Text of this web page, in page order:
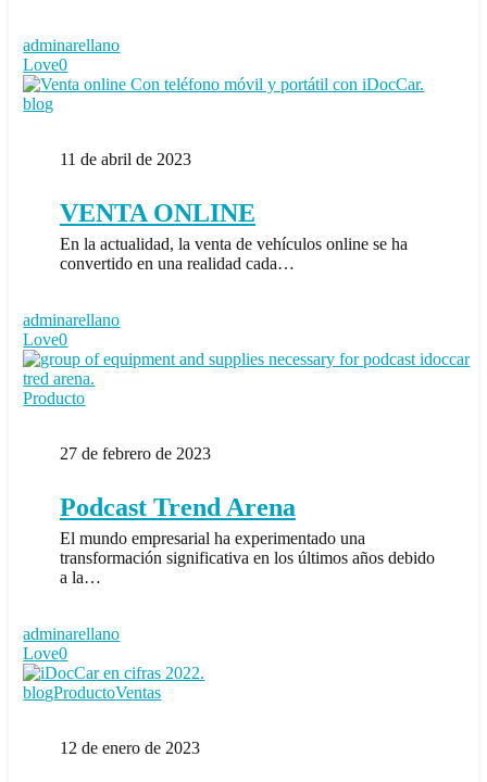
adminarellano
Love0
VENTA
blog
11 de abril de 2023
VENTA ONLINE
En la actualidad, la venta de vehículos online se ha
convertido en una realidad cada…
adminarellano
Love0
Podcast
Producto
27 de febrero de 2023
Podcast Trend Arena
El mundo empresarial ha experimentado una
transformación significativa en los últimos años debido
a la…
adminarellano
Love0
iDocCar
blogProductoVentas
12 de enero de 2023